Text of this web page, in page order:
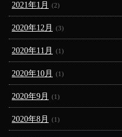
2021年1月 (2)
2020年12月 (3)
2020年11月 (1)
2020年10月 (1)
2020年9月 (1)
2020年8月 (1)